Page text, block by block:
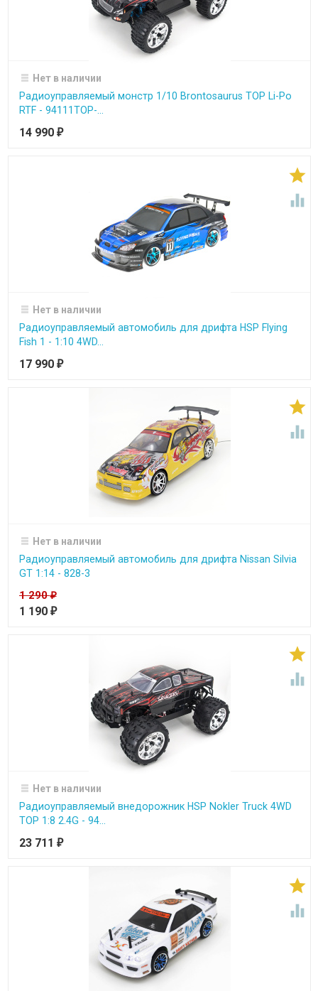
Нет в наличии
Радиоуправляемый монстр 1/10 Brontosaurus TOP Li-Po
RTF - 94111TOP-...
14 990 ₽


Нет в наличии
Радиоуправляемый автомобиль для дрифта HSP Flying
Fish 1 - 1:10 4WD...
17 990 ₽


Нет в наличии
Радиоуправляемый автомобиль для дрифта Nissan Silvia
GT 1:14 - 828-3
1 290₽
1 190 ₽


Нет в наличии
Радиоуправляемый внедорожник HSP Nokler Truck 4WD
TOP 1:8 2.4G - 94...
23 711 ₽

